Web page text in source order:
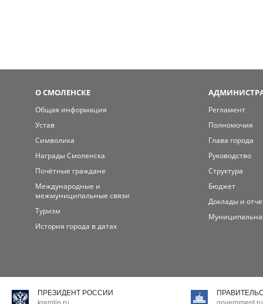
О СМОЛЕНСКЕ
Общая информация
Устав
Символика
Награды Смоленска
Почётные граждане
Международные и
межмуниципальные связи
Туризм
История города в датах
Регламент
Полномочия
Глава города
Руководство
Структура
Бюджет
Доклады и
ПРЕЗИДЕНТ РОССИИ